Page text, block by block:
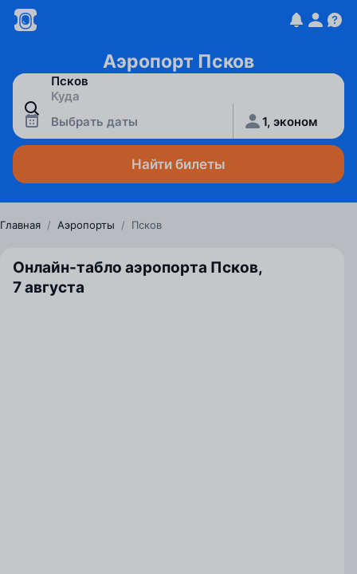
Аэропорт Псков
Выбрать даты 1, эконом
Найти билеты
Главная / Аэропорты / Псков
Онлайн-табло аэропорта Псков,
7 августа